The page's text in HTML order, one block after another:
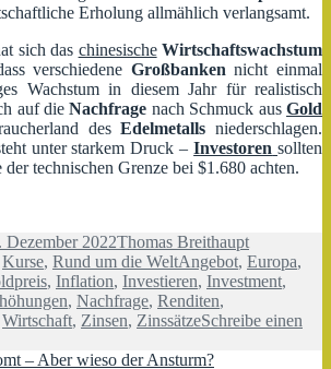
Erholung allmählich verlangsamt.
sich das chinesische Wirtschaftswachstum
verschiedene Großbanken nicht einmal
Wachstum in diesem Jahr für realistisch
auf dieNachfrage nach Schmuck ausGold
desEdelmetalls niederschlagen.
unter starkem Druck –Investoren sollten
technischen Grenze bei $1.680 achten.
Dezember 2022Autor
Thomas BreithauptKategorien
Kurse, Rund um die WeltSchlagwörter
Angebot, Europa,
, Inflation, Investieren, Investment,
, Nachfrage, Renditen,
Wirtschaft, Zinsen, ZinssätzeSchreibe einen